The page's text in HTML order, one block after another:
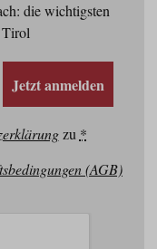
die wichtigsten
Tirol
Jetzt anmelden
zu *
(AGB)